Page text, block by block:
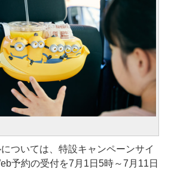
ついては、特設キャンペーンサイ
予約の受付を7月1日5時～7月11日